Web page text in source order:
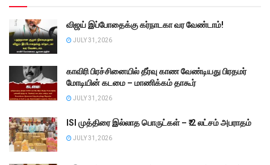
விஜய் இப்போதைக்கு கர்நாடகா வர வேண்டாம்!
JULY 31, 2026
காவிரி பிரச்சினையில் தீர்வு காண வேண்டியது பிரதமர்
மோடியின் கடமை – மாணிக்கம் தாகூர்
JULY 31, 2026
ISI முத்திரை இல்லாத பொருட்கள் – ₹.2 லட்சம் அபராதம்
JULY 31, 2026